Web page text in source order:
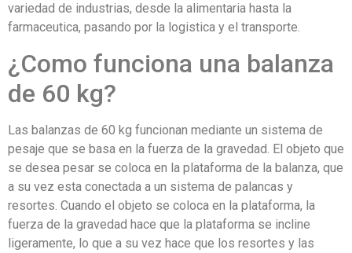
variedad de industrias, desde la alimentaria hasta la
farmaceutica, pasando por la logistica y el transporte.
¿Como funciona una balanza
de 60 kg?
Las balanzas de 60 kg funcionan mediante un sistema de
pesaje que se basa en la fuerza de la gravedad. El objeto que
se desea pesar se coloca en la plataforma de la balanza, que
a su vez esta conectada a un sistema de palancas y
resortes. Cuando el objeto se coloca en la plataforma, la
fuerza de la gravedad hace que la plataforma se incline
ligeramente, lo que a su vez hace que los resortes y las